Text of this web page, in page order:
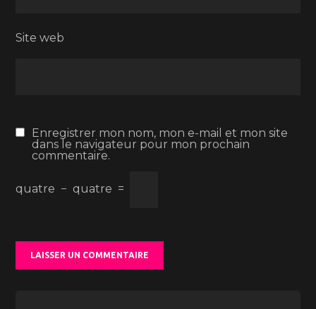
Site web
Enregistrer mon nom, mon e-mail et mon site
dans le navigateur pour mon prochain
commentaire.
quatre − quatre =